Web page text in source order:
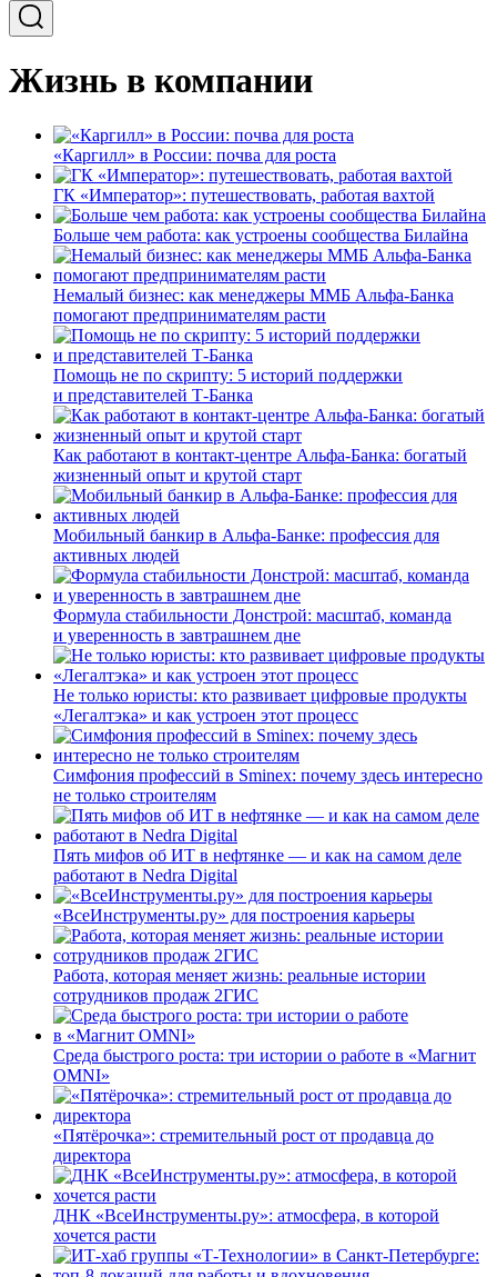
Жизнь в компании
«Каргилл» в России: почва для роста
ГК «Император»: путешествовать, работая вахтой
Больше чем работа: как устроены сообщества Билайна
Немалый бизнес: как менеджеры ММБ Альфа-Банка
помогают предпринимателям расти
Помощь не по скрипту: 5 историй поддержки
и представителей Т-Банка
Как работают в контакт-центре Альфа-Банка: богатый
жизненный опыт и крутой старт
Мобильный банкир в Альфа-Банке: профессия для
активных людей
Формула стабильности Донстрой: масштаб, команда
и уверенность в завтрашнем дне
Не только юристы: кто развивает цифровые продукты
«Легалтэка» и как устроен этот процесс
Симфония профессий в Sminex: почему здесь интересно
не только строителям
Пять мифов об ИТ в нефтянке — и как на самом деле
работают в Nedra Digital
«ВсеИнструменты.ру» для построения карьеры
Работа, которая меняет жизнь: реальные истории
сотрудников продаж 2ГИС
Среда быстрого роста: три истории о работе в «Магнит
OMNI»
«Пятёрочка»: стремительный рост от продавца до
директора
ДНК «ВсеИнструменты.ру»: атмосфера, в которой
хочется расти